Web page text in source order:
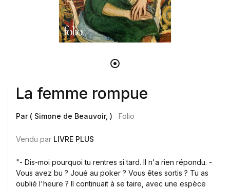
La femme rompue
Par ( Simone de Beauvoir, ) Folio
Vendu par LIVRE PLUS
"- Dis-moi pourquoi tu rentres si tard. Il n'a rien répondu. -
Vous avez bu ? Joué au poker ? Vous êtes sortis ? Tu as
oublié l'heure ? Il continuait à se taire, avec une espèce